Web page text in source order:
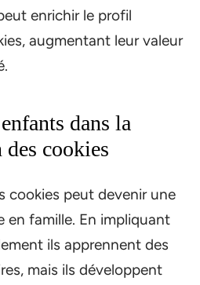
enrichir le profil
augmentant leur valeur
dans la
cookies
cookies peut devenir une
en famille. En impliquant
ils apprennent des
mais ils développent